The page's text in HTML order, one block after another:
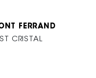
FERRAND
CRISTAL